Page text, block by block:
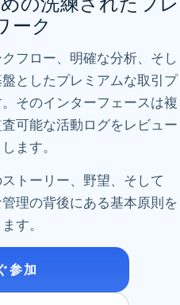
ーク
フロー、明確な分析、そし
としたプレミアムな取引プ
そのインターフェースは複
可能な活動ログをレビュー
ます。
トーリー、野望、そして
理の背後にある基本原則を
す。
参加